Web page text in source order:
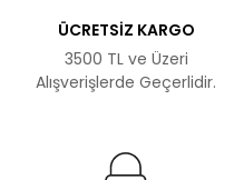
ÜCRETSİZ KARGO
3500 TL ve Üzeri
Alışverişlerde Geçerlidir.